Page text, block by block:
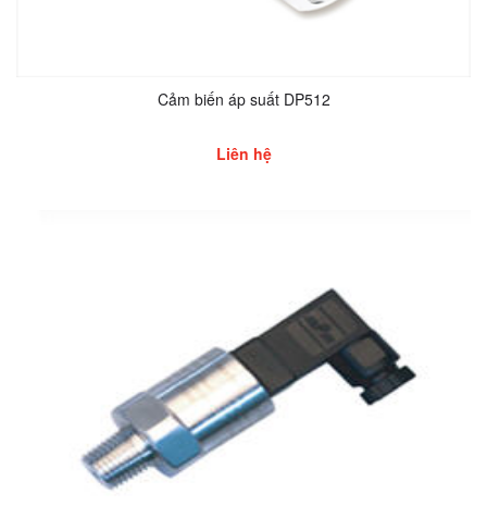
Cảm biến áp suất DP512
Liên hệ